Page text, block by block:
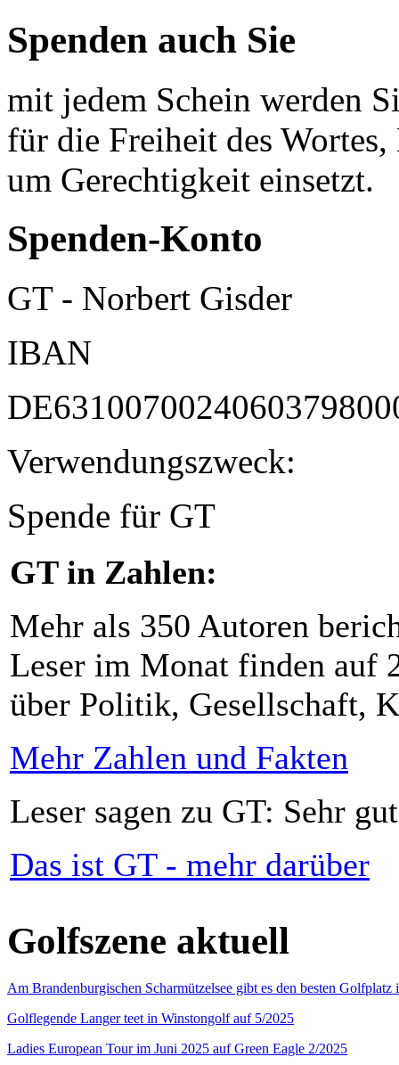
Spenden auch Sie
mit jedem Schein werden
für die Freiheit des
um Gerechtigkeit einsetzt.
Spenden-Konto
GT - Norbert Gisder
IBAN
Verwendungszweck:
Spende für GT
GT in Zahlen:
Mehr als 350 Autoren
Leser im Monat finden auf
über Politik, Gesellschaft,
Mehr Zahlen und Fakten
Leser sagen zu GT: Sehr
Das ist GT - mehr darüber
Golfszene aktuell
Am Brandenburgischen Scharmützelsee gibt es den besten
Golflegende Langer teet in Winstongolf auf 5/2025
Ladies European Tour im Juni 2025 auf Green Eagle 2/2025